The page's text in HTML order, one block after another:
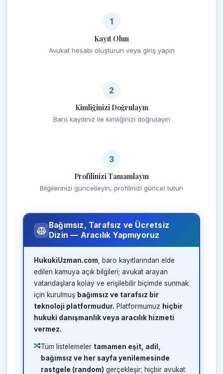
1
Kayıt Olun
Avukat hesabı oluşturun veya giriş yapın
2
Kimliğinizi Doğrulayın
Baro kaydınız ile kimliğinizi doğrulayın
3
Profilinizi Tamamlayın
Bilgilerinizi güncelleyin, profilinizi güncel tutun
Bağımsız, Tarafsız ve Ücretsiz
Dizin — Aracılık Yapmıyoruz
HukukiUzman.com , baro kayıtlarından elde
edilen kamuya açık bilgileri; avukat arayan
vatandaşlara kolay ve erişilebilir biçimde sunmak
için kurulmuş bağımsız ve tarafsız bir
teknoloji platformudur. Platformumuz hiçbir
hukuki danışmanlık veya aracılık hizmeti
vermez.
Tüm listelemeler tamamen eşit, adil,
bağımsız ve her sayfa yenilemesinde
rastgele (random) gerçekleşir; hiçbir avukat